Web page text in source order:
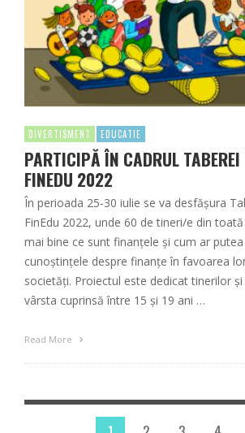
DIVERTISMENT EDUCATIE
PARTICIPĂ ÎN CADRUL TABEREI
FINEDU 2022
În perioada 25-30 iulie se va desfășura
FinEdu 2022, unde 60 de tineri/e din
mai bine ce sunt finanțele și cum ar
cunoștințele despre finanțe în favoarea
societăți. Proiectul este dedicat tinerilor
vârsta cuprinsă între 15 și 19 ani …
Read More